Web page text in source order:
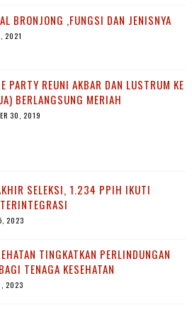
BRONJONG ,FUNGSI DAN JENISNYA
2021
PARTY REUNI AKBAR DAN LUSTRUM KE
BERLANGSUNG MERIAH
30, 2019
SELEKSI, 1.234 PPIH IKUTI
2023
TINGKATKAN PERLINDUNGAN
TENAGA KESEHATAN
2023